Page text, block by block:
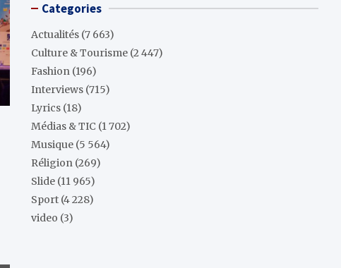
Categories
Actualités (7 663)
Culture & Tourisme (2 447)
Fashion (196)
Interviews (715)
Lyrics (18)
Médias & TIC (1 702)
Musique (5 564)
Réligion (269)
Slide (11 965)
Sport (4 228)
video (3)